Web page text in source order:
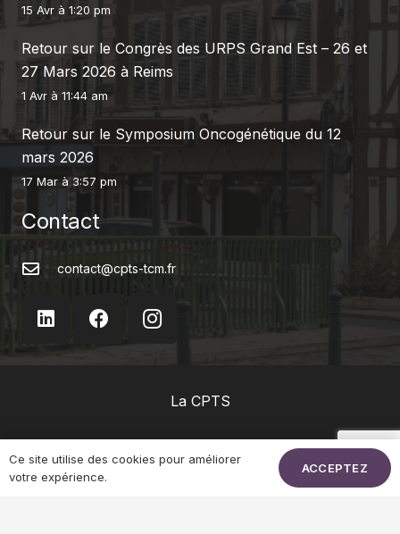
15 Avr à 1:20 pm
Retour sur le Congrès des URPS Grand Est – 26 et
27 Mars 2026 à Reims
1 Avr à 11:44 am
Retour sur le Symposium Oncogénétique du 12
mars 2026
17 Mar à 3:57 pm
Contact
contact@cpts-tcm.fr
La CPTS
Ce site utilise des cookies pour améliorer
votre expérience.
ACCEPTEZ